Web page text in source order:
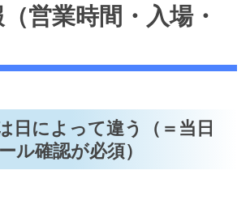
営業時間・入場・
日によって違う（＝当日
ル確認が必須）